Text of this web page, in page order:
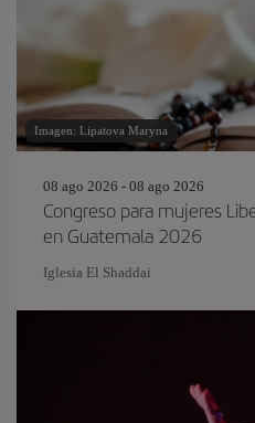
Imagen: Lipatova Maryna
08 ago 2026 - 08 ago 2026
Congreso para mujeres
en Guatemala 2026
Iglesia El Shaddai